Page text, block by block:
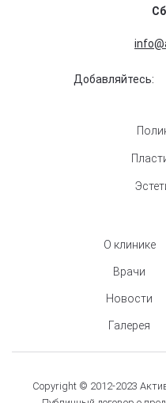
Добавляйтесь:
О клинике
Врачи
Новости
Галерея
Copyright © 2012-2023